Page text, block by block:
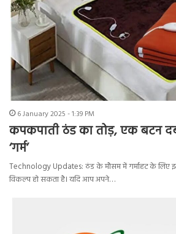
6 January 2025 - 1:39 PM
कपकपाती ठंड का तोड़, एक बटन
‘गर्म’
Technology Updates: ठंड के मौसम में गर्माहट के लिए
विकल्प हो सकता है। यदि आप अपने…